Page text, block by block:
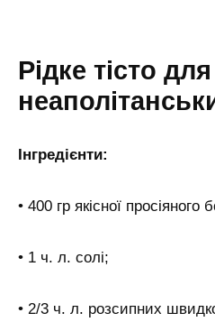
Рідке тісто
Інгредієнти:
• 400 гр якісної просіяного
• 1 ч. л. солі;
• 2/3 ч. л. розсипних